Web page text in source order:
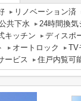
リノベーション済
共下水 24時間換気
キッチン ディスポ
オートロック TV
ービス 住戸内覧可